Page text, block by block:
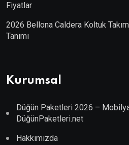
Fiyatlar
2026 Bellona Caldera Koltuk
Tanımı
Kurumsal
Düğün Paketleri 2026 –
DüğünPaketleri.net
Hakkımızda